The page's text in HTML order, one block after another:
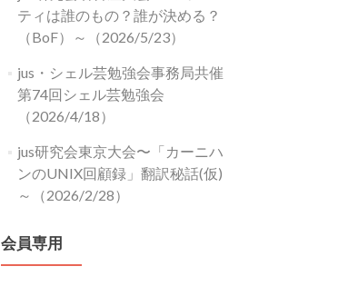
ティは誰のもの？誰が決める？
（BoF）～（2026/5/23）
jus・シェル芸勉強会事務局共催
第74回シェル芸勉強会
（2026/4/18）
jus研究会東京大会〜「カーニハ
ンのUNIX回顧録」翻訳秘話(仮)
～（2026/2/28）
会員専用